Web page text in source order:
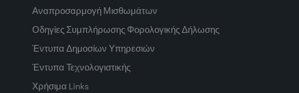
Αναπροσαρμογή Μισθωμάτων
Οδηγίες Συμπλήρωσης Φορολογικής Δήλωσης
Έντυπα Δημοσίων Υπηρεσιών
Έντυπα Τεχνολογιστικής
Χρήσιμα Links